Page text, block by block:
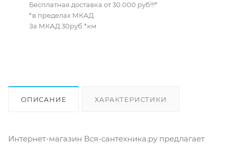
Бесплатная доставка от 30.000 руб!!!*
*в пределах МКАД
За МКАД 30руб.*км
ОПИСАНИЕ ХАРАКТЕРИСТИКИ
Интернет-магазин Вся-сантехника.ру предлагает